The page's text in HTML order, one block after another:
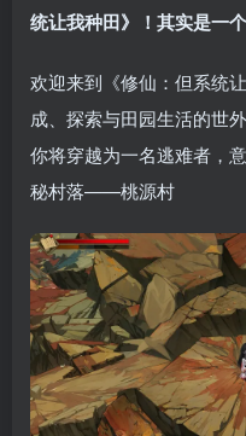
统让我种田》！其实是一个
欢迎来到《修仙：但系统
成、探索与田园生活的世
你将穿越为一名逃难者，
秘村落——桃源村